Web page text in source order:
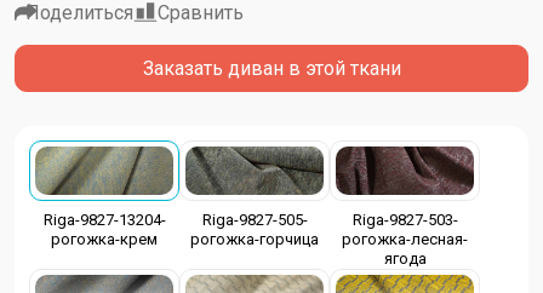
Заказать диван в этой ткани
Поделиться Сравнить
Riga-9827-13204-
рогожка-крем
Riga-9827-505-
рогожка-горчица
Riga-9827-503-
рогожка-лесная-
ягода